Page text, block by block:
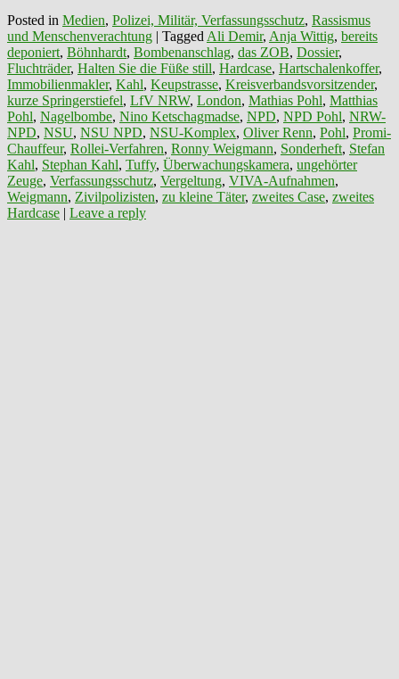
Posted in Medien, Polizei, Militär, Verfassungsschutz, Rassismus
und Menschenverachtung | Tagged Ali Demir, Anja Wittig, bereits
deponiert, Böhnhardt, Bombenanschlag, das ZOB, Dossier,
Fluchträder, Halten Sie die Füße still, Hardcase, Hartschalenkoffer,
Immobilienmakler, Kahl, Keupstrasse, Kreisverbandsvorsitzender,
kurze Springerstiefel, LfV NRW, London, Mathias Pohl, Matthias
Pohl, Nagelbombe, Nino Ketschagmadse, NPD, NPD Pohl, NRW-
NPD, NSU, NSU NPD, NSU-Komplex, Oliver Renn, Pohl, Promi-
Chauffeur, Rollei-Verfahren, Ronny Weigmann, Sonderheft, Stefan
Kahl, Stephan Kahl, Tuffy, Überwachungskamera, ungehörter
Zeuge, Verfassungsschutz, Vergeltung, VIVA-Aufnahmen,
Weigmann, Zivilpolizisten, zu kleine Täter, zweites Case, zweites
Hardcase | Leave a reply